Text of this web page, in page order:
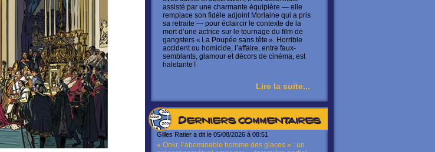
assisté par une charmante équipière — elle
remplace son fidèle adjoint Morlaine qui a pris
sa retraite — pour éclaircir le contexte de la
mort d’une actrice sur le tournage du film de
gangsters « La Poupée sans tête ». Horrible
accident ou homicide, l’affaire, entre faux-
semblants, glamour et décors de cinéma, est
haletante !
Lire la suite...
Derniers commentaires
Gilles Ratier a dit le 05/08/2026 à 08:51
« Onkr, l’abominable homme des glaces » : un